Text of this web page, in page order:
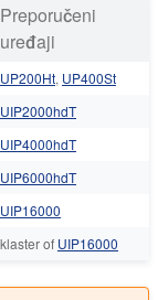
Preporučeni
uređaji
UP200Ht, UP400St
UIP2000hdT
UIP4000hdT
UIP6000hdT
UIP16000
klaster of UIP16000